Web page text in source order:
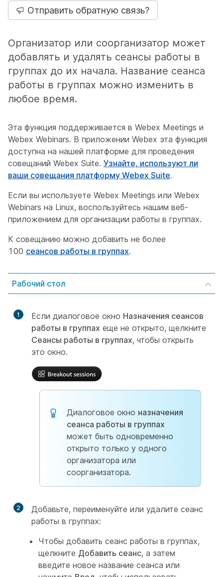
Отправить обратную связь?
Организатор или соорганизатор может
добавлять и удалять сеансы работы в
группах до их начала. Название сеанса
работы в группах можно изменить в
любое время.
Эта функция поддерживается в Webex Meetings и
Webex Webinars. В приложении Webex эта функция
доступна на нашей платформе для проведения
совещаний Webex Suite. Узнайте, используют ли
ваши совещания платформу Webex Suite.
Если вы используете Webex Meetings или Webex
Webinars на Linux, воспользуйтесь нашим веб-
приложением для организации работы в группах.
К совещанию можно добавить не более
100 сеансов работы в группах.
Рабочий стол
1 Если диалоговое окно Назначения сеансов
работы в группах еще не открыто, щелкните
Сеансы работы в группах, чтобы открыть
это окно.
Диалоговое окно назначения
сеанса работы в группах
может быть одновременно
открыто только у одного
организатора или
соорганизатора.
2
Добавьте, переименуйте или удалите сеанс
работы в группах:
Чтобы добавить сеанс работы в группах,
щелкните Добавить сеанс, а затем
введите новое название сеанса или